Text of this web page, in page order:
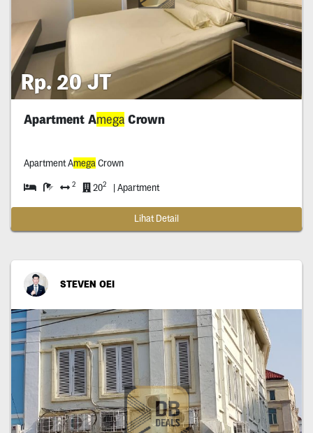
Rp. 20 JT
Apartment AmegaCrown
Apartment Amega Crown
2 202 | Apartment
Lihat Detail
STEVEN OEI